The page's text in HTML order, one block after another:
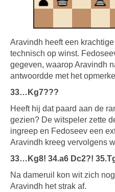
Aravindh heeft een
technisch op winst.
gegeven, waarop Aravindh
antwoordde met het
33…Kg7???
Heeft hij dat paard aan de
gezien? De witspeler zette
ingreep en Fedoseev een
Aravindh kreeg vervolgens
33…Kg8! 34.a6 Dc2?!
Na dameruil kon wit zich
Aravindh het strak af.